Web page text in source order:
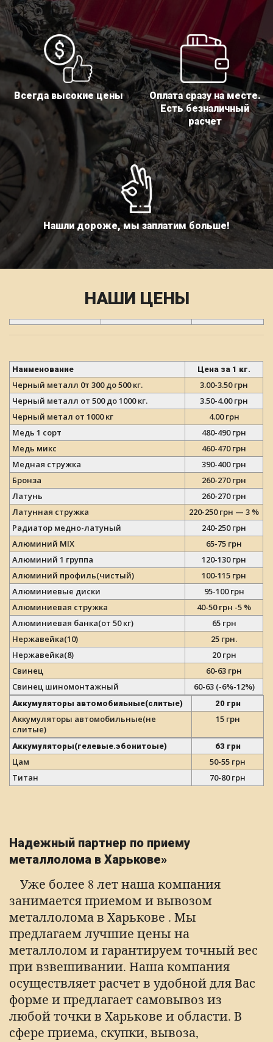
Всегда высокие цены
Оплата сразу на месте.
Есть безналичный
расчет
Нашли дороже, мы заплатим больше!
НАШИ ЦЕНЫ
Наименование Цена за 1 кг.
Черный металл 0т 300 до 500 кг.
3.00-3.50 грн
Черный металл от 500 до 1000 кг.
3.50-4.00 грн
Черный метал от 1000 кг
4.00 грн
Медь 1 сорт
480-490 грн
Медь микс
460-470 грн
Медная стружка
390-400 грн
Бронза
260-270 грн
Латунь
260-270 грн
Латунная стружка
220-250 грн — 3 %
Радиатор медно-латуный
240-250 грн
Алюминий MIX
65-75 грн
Алюминий 1 группа
120-130 грн
Алюминий профиль(чистый)
100-115 грн
Алюминиевые диски
95-100 грн
Алюминиевая стружка
40-50 грн -5 %
Алюминиевая банка(от 50 кг)
65 грн
Нержавейка(10)
25 грн.
Нержавейка(8)
20 грн
Свинец
60-63 грн
Свинец шиномонтажный
60-63 (-6%-12%)
Аккумуляторы автомобильные(слитые) 20 грн
Аккумуляторы автомобильные(не
слитые)
15 грн
Аккумуляторы(гелевые.эбонитоые) 63 грн
Цам
50-55 грн
Титан
70-80 грн
Надежный партнер по приему
металлолома в Харькове»
Уже более 8 лет наша компания
занимается приемом и вывозом
металлолома в Харькове . Мы
предлагаем лучшие цены на
металлолом и гарантируем точный вес
при взвешивании. Наша компания
осуществляет расчет в удобной для Вас
форме и предлагает самовывоз из
любой точки в Харькове и области. В
сфере приема, скупки, вывоза,